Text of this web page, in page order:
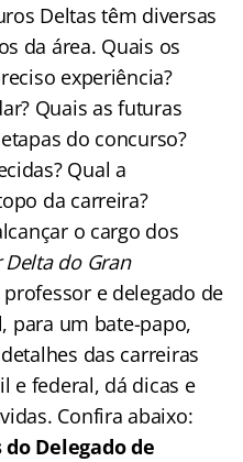
Deltas têm diversas
da área. Quais os
experiência?
Quais as futuras
do concurso?
Qual a
da carreira?
o cargo dos
do Gran
e delegado de
para um bate-papo,
das carreiras
e federal, dá dicas e
Confira abaixo:
Delegado de